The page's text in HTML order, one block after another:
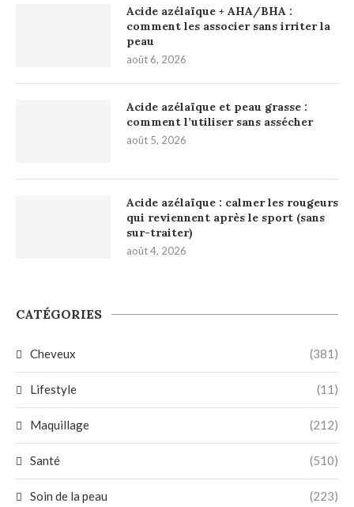
Acide azélaïque + AHA/BHA :
comment les associer sans irriter la
peau
août 6, 2026
Acide azélaïque et peau grasse :
comment l’utiliser sans assécher
août 5, 2026
Acide azélaïque : calmer les rougeurs
qui reviennent après le sport (sans
sur-traiter)
août 4, 2026
CATÉGORIES
Cheveux (381)
Lifestyle (11)
Maquillage (212)
Santé (510)
Soin de la peau (223)